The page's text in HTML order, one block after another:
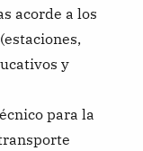
acorde a los
y
para la